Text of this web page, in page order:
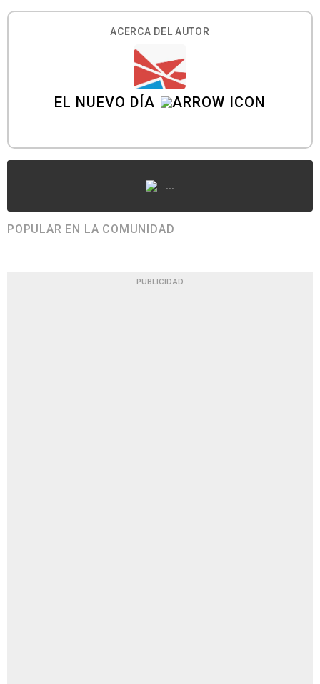
ACERCA DEL AUTOR
EL NUEVO DÍA
...
POPULAR EN LA COMUNIDAD
PUBLICIDAD